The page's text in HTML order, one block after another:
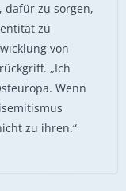
dafür zu sorgen,
zu
von
„Ich
Wenn
zu ihren.“